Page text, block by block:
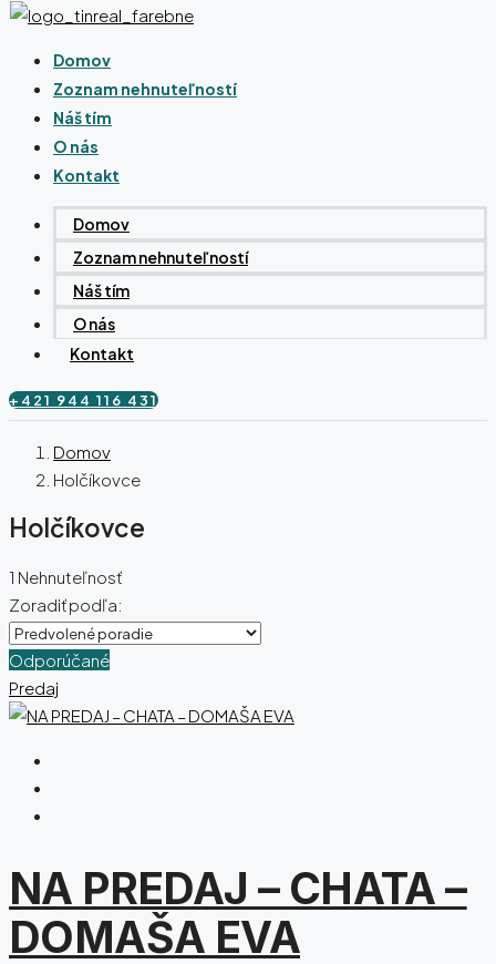
Domov
Zoznam nehnuteľností
Náš tím
O nás
Kontakt
Domov
Zoznam nehnuteľností
Náš tím
O nás
Kontakt
+421 944 116 431
Domov
Holčíkovce
Holčíkovce
1 Nehnuteľnosť
Zoradiť podľa:
Odporúčané
Predaj
NA PREDAJ – CHATA –
DOMAŠA EVA